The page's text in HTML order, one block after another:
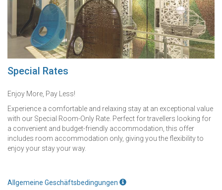
Special Rates
Enjoy More, Pay Less!
Experience a comfortable and relaxing stay at an exceptional value
with our Special Room-Only Rate. Perfect for travellers looking for
a convenient and budget-friendly accommodation, this offer
includes room accommodation only, giving you the flexibility to
enjoy your stay your way.
Allgemeine Geschäftsbedingungen